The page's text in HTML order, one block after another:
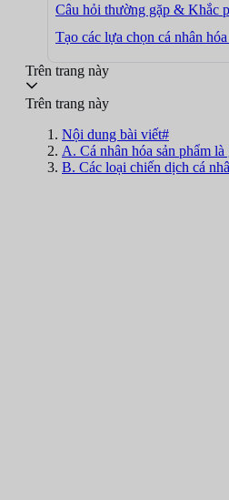
Câu hỏi thường gặp & Khắc
Tạo các lựa chọn cá nhân
Trên trang này
Trên trang này
Nội dung bài viết#
A. Cá nhân hóa sản phẩm là
B. Các loại chiến dịch cá